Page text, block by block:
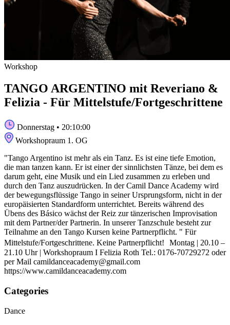
Workshop
TANGO ARGENTINO mit Reveriano &
Felizia - Für Mittelstufe/Fortgeschrittene
Donnerstag • 20:10:00
Workshopraum 1. OG
"Tango Argentino ist mehr als ein Tanz. Es ist eine tiefe Emotion,
die man tanzen kann. Er ist einer der sinnlichsten Tänze, bei dem es
darum geht, eine Musik und ein Lied zusammen zu erleben und
durch den Tanz auszudrücken. In der Camil Dance Academy wird
der bewegungsflüssige Tango in seiner Ursprungsform, nicht in der
europäisierten Standardform unterrichtet. Bereits während des
Übens des Básico wächst der Reiz zur tänzerischen Improvisation
mit dem Partner/der Partnerin. In unserer Tanzschule besteht zur
Teilnahme an den Tango Kursen keine Partnerpflicht. ​" Für
Mittelstufe/Fortgeschrittene. Keine Partnerpflicht! Montag | 20.10 –
21.10 Uhr | Workshopraum I Felizia Roth Tel.: 0176-70729272 oder
per Mail camildanceacademy@gmail.com
https://www.camildanceacademy.com
Categories
Dance